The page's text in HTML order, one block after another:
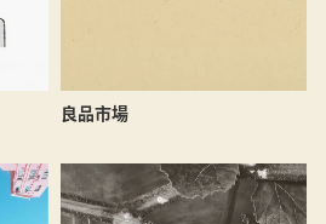
良品市場